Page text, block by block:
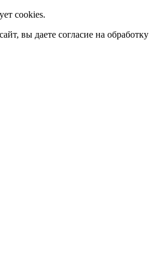
cookies.
вы даете согласие на обработку